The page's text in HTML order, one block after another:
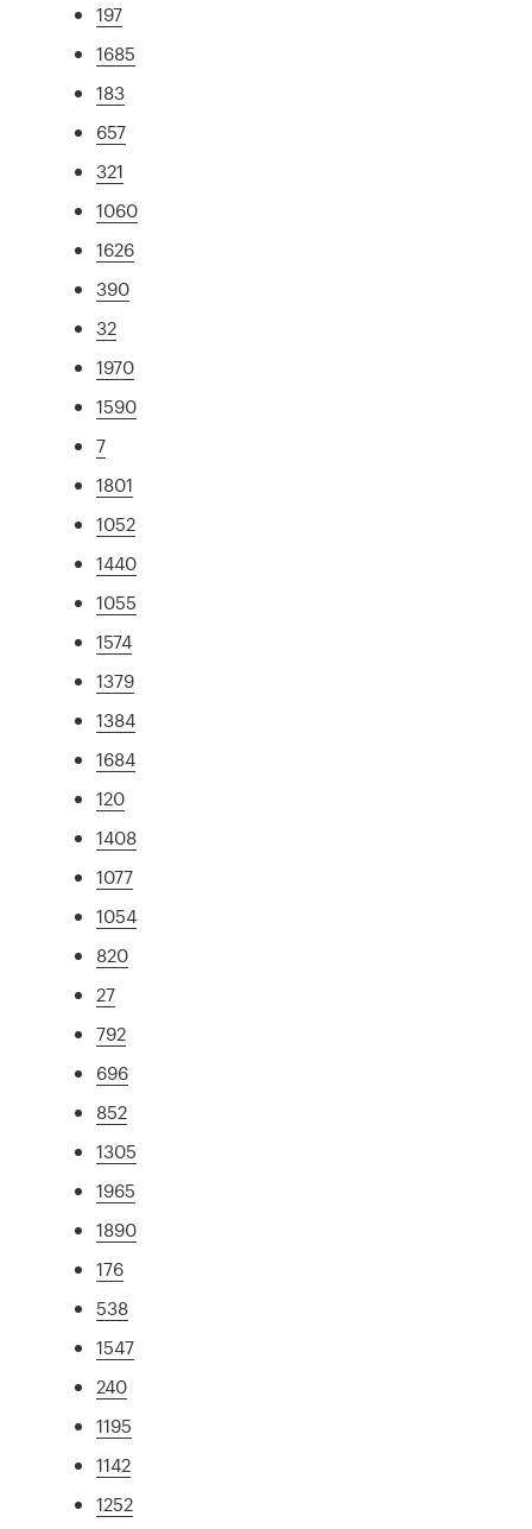
197
1685
183
657
321
1060
1626
390
32
1970
1590
7
1801
1052
1440
1055
1574
1379
1384
1684
120
1408
1077
1054
820
27
792
696
852
1305
1965
1890
176
538
1547
240
1195
1142
1252